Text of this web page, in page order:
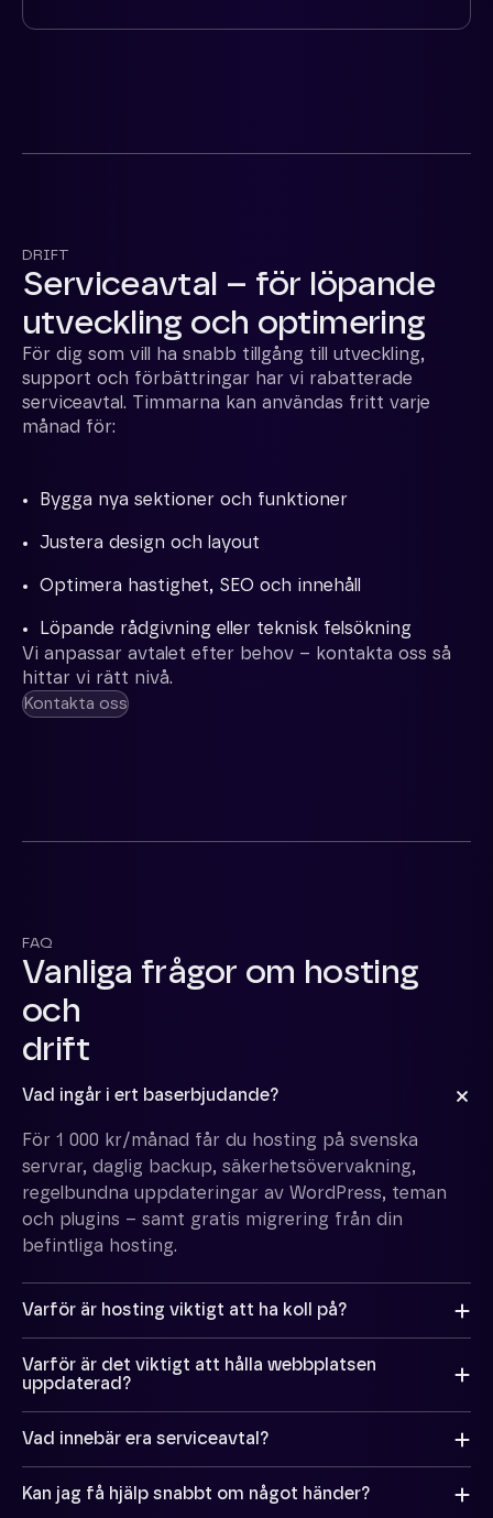
DRIFT
Serviceavtal – för löpande
utveckling och optimering
För dig som vill ha snabb tillgång till utveckling,
support och förbättringar har vi rabatterade
serviceavtal. Timmarna kan användas fritt varje
månad för:
Bygga nya sektioner och funktioner
Justera design och layout
Optimera hastighet, SEO och innehåll
Löpande rådgivning eller teknisk felsökning
Vi anpassar avtalet efter behov – kontakta oss så
hittar vi rätt nivå.
Kontakta oss
FAQ
Vanliga frågor om hosting
och
drift
Vad ingår i ert baserbjudande?
För 1 000 kr/månad får du hosting på svenska
servrar, daglig backup, säkerhetsövervakning,
regelbundna uppdateringar av WordPress, teman
och plugins – samt gratis migrering från din
befintliga hosting.
Varför är hosting viktigt att ha koll på?
En dålig hostinglösning kan göra din sajt långsam,
osäker eller otillgänglig. Med vår drift får du en
stabil, snabb och trygg miljö där du slipper tänka
på det tekniska.
Varför är det viktigt att hålla webbplatsen
uppdaterad?
Uppdateringar skyddar mot intrång, förbättrar
Det är särskilt viktigt i WordPress, där teman och
plugins uppdateras i olika takt – och gamla
Vad innebär era serviceavtal?
Vi erbjuder rabatterade paket på 2, 4 eller 8 timmar
Kan jag få hjälp snabbt om något händer?